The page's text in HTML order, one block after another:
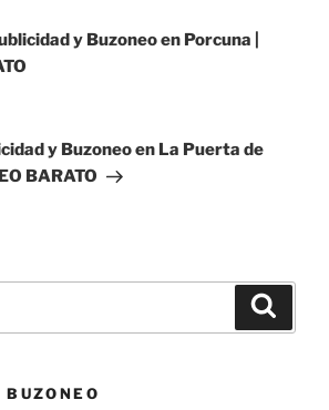
y Buzoneo en Porcuna |
y Buzoneo en La Puerta de
BARATO